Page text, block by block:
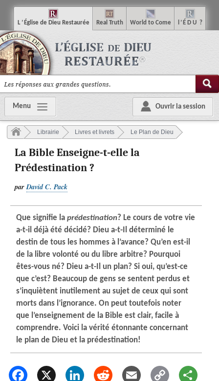
L ’ Église de Dieu Restaurée Real Truth World to Come ’ É D U ?
Ouvrir la session
Menu
Librairie Livres et livrets Le Plan de Dieu
La Bible Enseigne-t-elle la
Prédestination ?
parDavid C. Pack
Que signifie laprédestination? Le cours de votre vie
a-t-il déjà été décidé? Dieu a-t-Il déterminé le
destin de tous les hommes à l’avance? Qu’en est-il
de la libre volonté ou du libre arbitre? Pourquoi
êtes-vous né? Dieu a-t-Il un plan? Si oui, qu’est-ce
que c’est? Beaucoup de gens se sentent perdus et
s’inquiètent inutilement au sujet de ceux qui sont
morts dans l’ignorance. On peut toutefois noter
que l’enseignement de la Bible est clair, facile à
comprendre. Voici la vérité étonnante concernant
le plan de Dieu et la prédestination!